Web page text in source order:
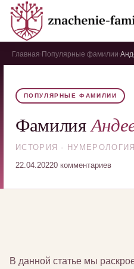
Главная Популярные фамилии
ПОПУЛЯРНЫЕ ФАМИЛИИ
Фамилия
ИСТОРИЯ ·
22.04.20220 комментариев
В данной статье мы